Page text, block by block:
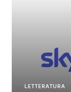
LETTERATURA